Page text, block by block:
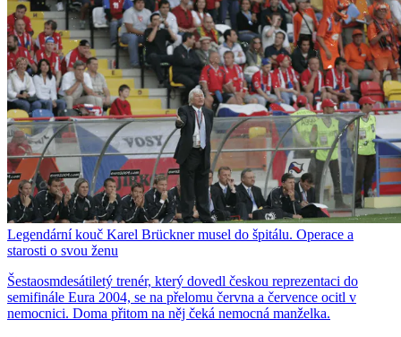
Legendární kouč Karel Brückner musel do špitálu. Operace a
starosti o svou ženu
Šestaosmdesátiletý trenér, který dovedl českou reprezentaci do
semifinále Eura 2004, se na přelomu června a července ocitl v
nemocnici. Doma přitom na něj čeká nemocná manželka.